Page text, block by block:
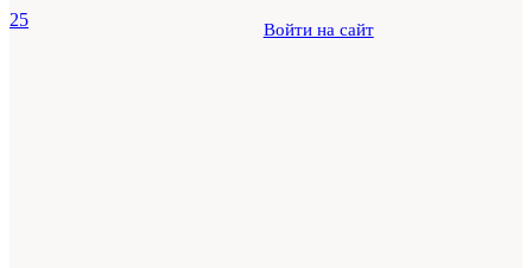
Войти на сайт
25